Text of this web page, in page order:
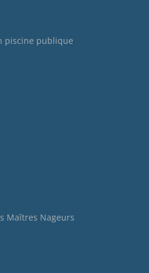
piscine publique
Maîtres Nageurs